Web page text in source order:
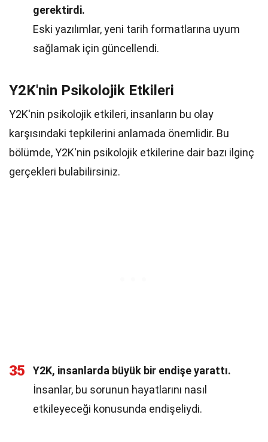
gerektirdi.
Eski yazılımlar, yeni tarih formatlarına uyum
sağlamak için güncellendi.
Y2K'nin Psikolojik Etkileri
Y2K'nin psikolojik etkileri, insanların bu olay
karşısındaki tepkilerini anlamada önemlidir. Bu
bölümde, Y2K'nin psikolojik etkilerine dair bazı ilginç
gerçekleri bulabilirsiniz.
35
Y2K, insanlarda büyük bir endişe yarattı.
İnsanlar, bu sorunun hayatlarını nasıl
etkileyeceği konusunda endişeliydi.